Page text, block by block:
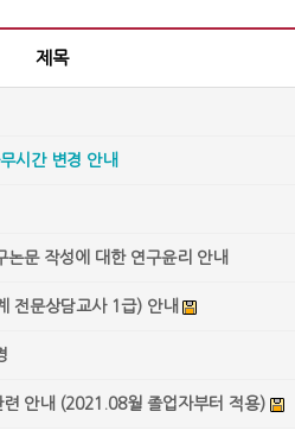
제목
시간 변경 안내
논문 작성에 대한 연구윤리 안내
전문상담교사 1급) 안내
안내 (2021.08월 졸업자부터 적용)